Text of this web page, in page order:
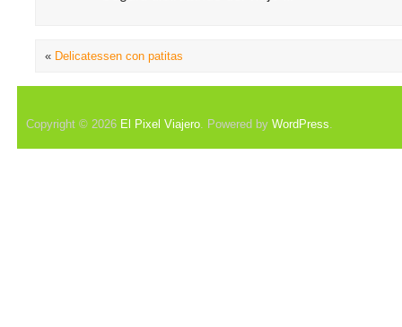
« Delicatessen con patitas
Copyright © 2026 El Pixel Viajero. Powered by WordPress.